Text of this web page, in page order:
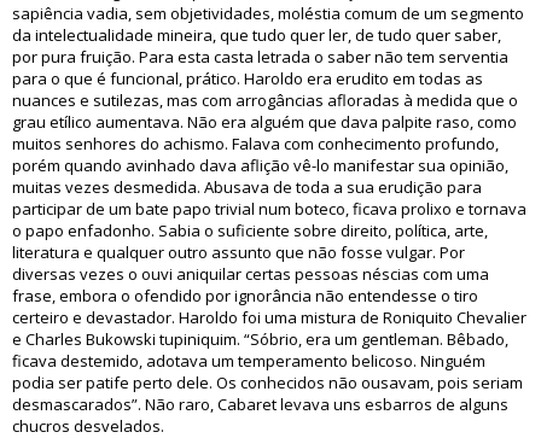
sapiência vadia, sem objetividades, moléstia comum de um segmento
da intelectualidade mineira, que tudo quer ler, de tudo quer saber,
por pura fruição. Para esta casta letrada o saber não tem serventia
para o que é funcional, prático. Haroldo era erudito em todas as
nuances e sutilezas, mas com arrogâncias afloradas à medida que o
grau etílico aumentava. Não era alguém que dava palpite raso, como
muitos senhores do achismo. Falava com conhecimento profundo,
porém quando avinhado dava aflição vê-lo manifestar sua opinião,
muitas vezes desmedida. Abusava de toda a sua erudição para
participar de um bate papo trivial num boteco, ficava prolixo e tornava
o papo enfadonho. Sabia o suficiente sobre direito, política, arte,
literatura e qualquer outro assunto que não fosse vulgar. Por
diversas vezes o ouvi aniquilar certas pessoas néscias com uma
frase, embora o ofendido por ignorância não entendesse o tiro
certeiro e devastador. Haroldo foi uma mistura de Roniquito Chevalier
e Charles Bukowski tupiniquim. “Sóbrio, era um gentleman. Bêbado,
ficava destemido, adotava um temperamento belicoso. Ninguém
podia ser patife perto dele. Os conhecidos não ousavam, pois seriam
desmascarados”. Não raro, Cabaret levava uns esbarros de alguns
chucros desvelados.